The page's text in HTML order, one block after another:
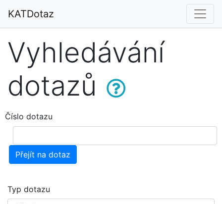
KATDotaz
Vyhledávání
dotazů
Číslo dotazu
Přejít na dotaz
Typ dotazu